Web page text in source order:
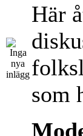
Här
som